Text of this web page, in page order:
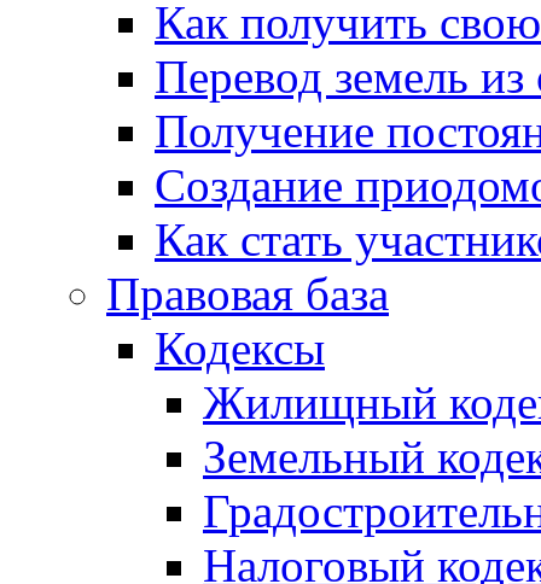
Как получить
Перевод земель
Получение
Создание
Как стать
Правовая база
Кодексы
Жилищный
Земельный
Налоговый